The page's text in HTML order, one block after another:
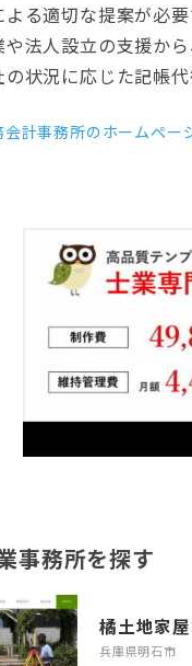
る適切な提案が必要
法人設立の支援か
状況に応じた記帳代
会計事務所のホームぺー
事務所を探す
橘土地家
兵庫県明石市